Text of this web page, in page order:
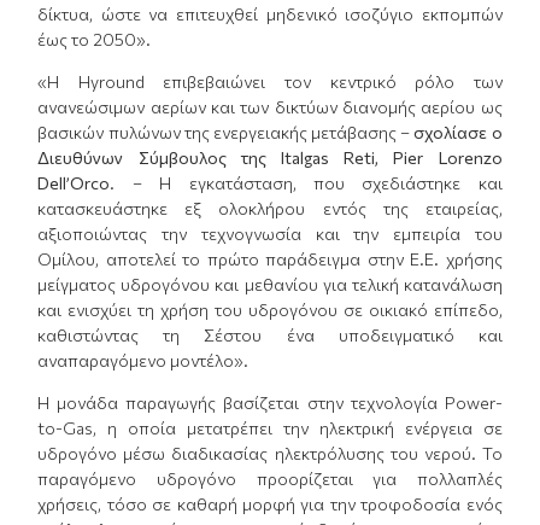
δίκτυα, ώστε να επιτευχθεί μηδενικό ισοζύγιο εκπομπών
έως το 2050».
«Η Hyround επιβεβαιώνει τον κεντρικό ρόλο των
ανανεώσιμων αερίων και των δικτύων διανομής αερίου ως
βασικών πυλώνων της ενεργειακής μετάβασης –σχολίασε ο
Διευθύνων Σύμβουλος της Italgas Reti, Pier Lorenzo
Dell’Orco. – Η εγκατάσταση, που σχεδιάστηκε και
κατασκευάστηκε εξ ολοκλήρου εντός της εταιρείας,
αξιοποιώντας την τεχνογνωσία και την εμπειρία του
Ομίλου, αποτελεί το πρώτο παράδειγμα στην Ε.Ε. χρήσης
μείγματος υδρογόνου και μεθανίου για τελική κατανάλωση
και ενισχύει τη χρήση του υδρογόνου σε οικιακό επίπεδο,
καθιστώντας τη Σέστου ένα υποδειγματικό και
αναπαραγόμενο μοντέλο».
Η μονάδα παραγωγής βασίζεται στην τεχνολογία Power-
to-Gas, η οποία μετατρέπει την ηλεκτρική ενέργεια σε
υδρογόνο μέσω διαδικασίας ηλεκτρόλυσης του νερού. Το
παραγόμενο υδρογόνο προορίζεται για πολλαπλές
χρήσεις, τόσο σε καθαρή μορφή για την τροφοδοσία ενός